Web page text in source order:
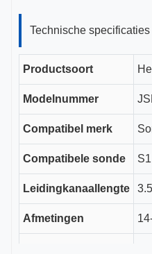
Technische specificaties
Productsoort
Modelnummer
Compatibel merk
Compatibele sonde
Leidingkanaallengte
Afmetingen